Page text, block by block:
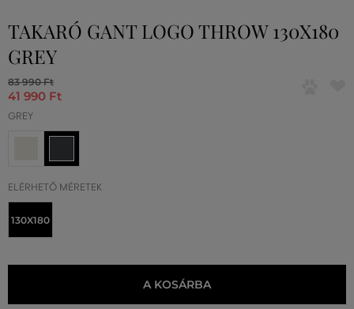
TAKARÓ GANT LOGO THROW 130X180
GREY
83 990 Ft
41 990 Ft
GREY
ELÉRHETŐ MÉRETEK
130X180
A KOSÁRBA